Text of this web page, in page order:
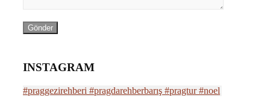
INSTAGRAM
#praggezirehberi #pragdarehberbarış #pragtur #noel